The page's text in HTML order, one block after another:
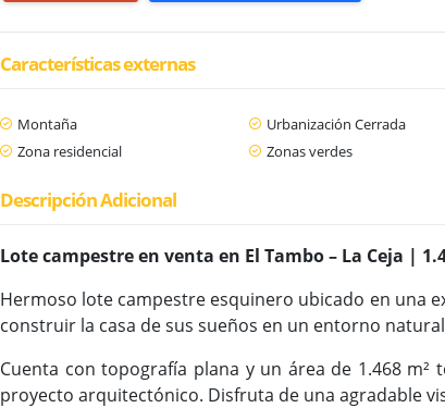
Características externas
Montaña Urbanización Cerrada
Zona residencial
Zonas verdes
Descripción Adicional
Lote campestre en venta en El Tambo – La Ceja |
Hermoso lote campestre esquinero ubicado en una
construir la casa de sus sueños en un entorno
Cuenta con topografía plana y un área de 1.468
proyecto arquitectónico. Disfruta de una agradable